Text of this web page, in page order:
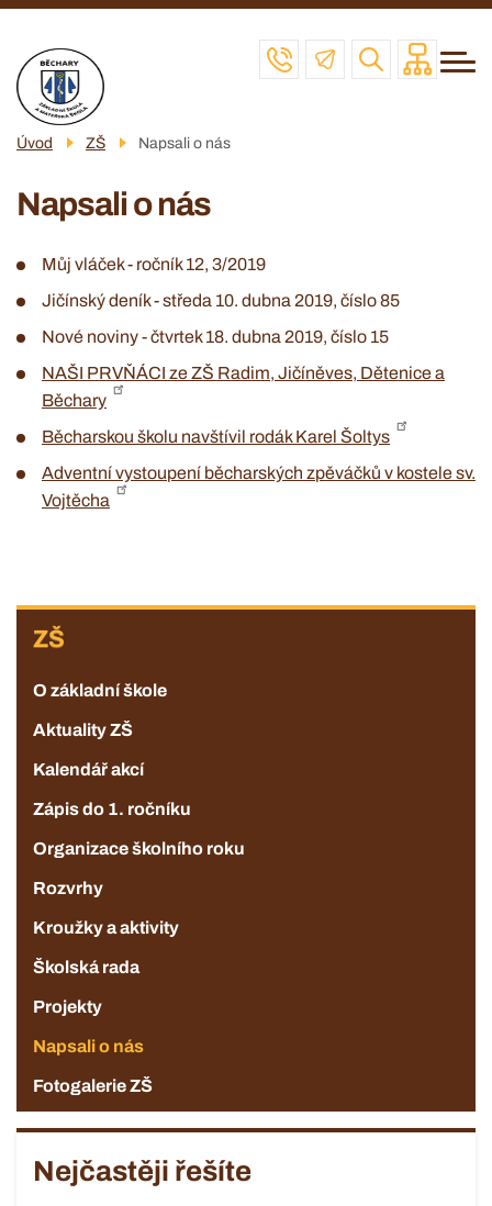
Přejít
hlavnímu
obsahu
Menu
navigace
MŠ
ŠD
VČELAŘSKÝ KROUŽEK
POVINNÉ INFO
KONTAKT
ZŠ
O základní škole
Aktuality ZŠ
Kalendář akcí
Zápis do 1. ročníku
Organizace školního roku
Rozvrhy
Kroužky a aktivity
Školská rada
Projekty
Napsali o nás
Fotogalerie ZŠ
Nejčastěji řešíte
Úvod ZŠ Napsali o nás
Napsali o nás
Můj vláček - ročník 12, 3/2019
Jičínský deník - středa 10. dubna 2019, číslo 85
Nové noviny - čtvrtek 18. dubna 2019, číslo 15
NAŠI PRVŇÁCI ze ZŠ Radim, Jičíněves, Dětenice a
Běchary
Běcharskou školu navštívil rodák Karel Šoltys
Adventní vystoupení běcharských zpěváčků v kostele sv.
Vojtěcha